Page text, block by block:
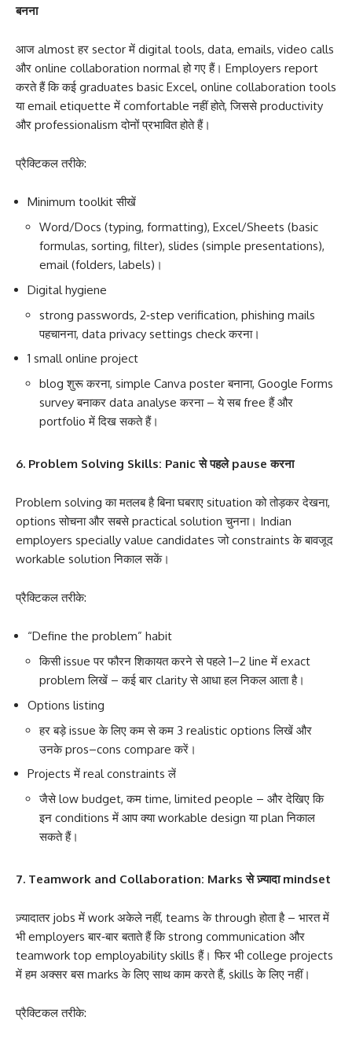
बनना
आज almost हर sector में digital tools, data, emails, video calls
और online collaboration normal हो गए हैं। Employers report
करते हैं कि कई graduates basic Excel, online collaboration tools
या email etiquette में comfortable नहीं होते, जिससे productivity
और professionalism दोनों प्रभावित होते हैं।
प्रैक्टिकल तरीके:
Minimum toolkit सीखें
Word/Docs (typing, formatting), Excel/Sheets (basic
formulas, sorting, filter), slides (simple presentations),
email (folders, labels)।
Digital hygiene
strong passwords, 2‑step verification, phishing mails
पहचानना, data privacy settings check करना।
1 small online project
blog शुरू करना, simple Canva poster बनाना, Google Forms
survey बनाकर data analyse करना – ये सब free हैं और
portfolio में दिख सकते हैं।
6. Problem Solving Skills: Panic से पहले pause करना
Problem solving का मतलब है बिना घबराए situation को तोड़कर देखना,
options सोचना और सबसे practical solution चुनना। Indian
employers specially value candidates जो constraints के बावजूद
workable solution निकाल सकें।
प्रैक्टिकल तरीके:
“Define the problem” habit
किसी issue पर फौरन शिकायत करने से पहले 1–2 line में exact
problem लिखें – कई बार clarity से आधा हल निकल आता है।
Options listing
हर बड़े issue के लिए कम से कम 3 realistic options लिखें और
उनके pros–cons compare करें।
Projects में real constraints लें
जैसे low budget, कम time, limited people – और देखिए कि
इन conditions में आप क्या workable design या plan निकाल
सकते हैं।
7. Teamwork and Collaboration: Marks से ज़्यादा mindset
ज़्यादातर jobs में work अकेले नहीं, teams के through होता है – भारत में
भी employers बार‑बार बताते हैं कि strong communication और
teamwork top employability skills हैं। फिर भी college projects
में हम अक्सर बस marks के लिए साथ काम करते हैं, skills के लिए नहीं।
प्रैक्टिकल तरीके: